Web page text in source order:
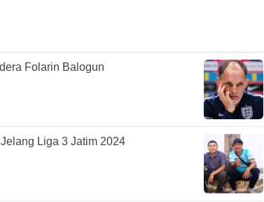
Folarin Balogun
Liga 3 Jatim 2024